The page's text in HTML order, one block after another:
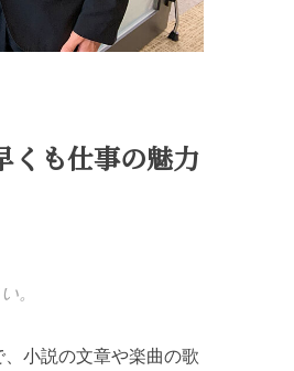
くも仕事の魅力
。
小説の文章や楽曲の歌